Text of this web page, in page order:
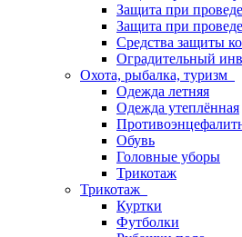
Защита при
Защита при
Средства защиты
Оградительный
Охота, рыбалка, туризм
Одежда летняя
Одежда утеплённая
Обувь
Головные уборы
Трикотаж
Трикотаж
Куртки
Футболки